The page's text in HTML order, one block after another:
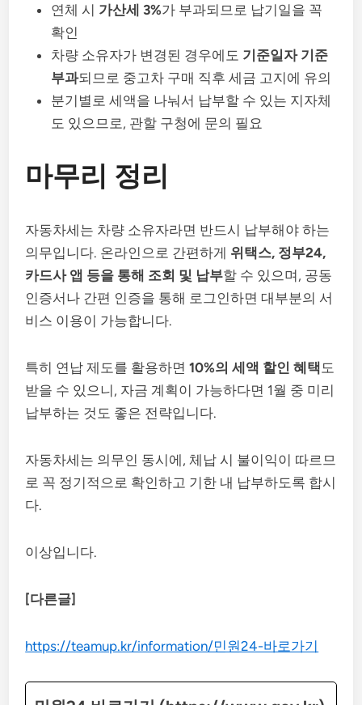
연체 시 가산세 3%가 부과되므로 납기일을 꼭
확인
차량 소유자가 변경된 경우에도 기준일자 기준
부과되므로 중고차 구매 직후 세금 고지에 유의
분기별로 세액을 나눠서 납부할 수 있는 지자체
도 있으므로, 관할 구청에 문의 필요
마무리 정리
자동차세는 차량 소유자라면 반드시 납부해야 하는
의무입니다. 온라인으로 간편하게 위택스, 정부24,
카드사 앱 등을 통해 조회 및 납부할 수 있으며, 공동
인증서나 간편 인증을 통해 로그인하면 대부분의 서
비스 이용이 가능합니다.
특히 연납 제도를 활용하면10%의 세액 할인 혜택 도
받을 수 있으니, 자금 계획이 가능하다면 1월 중 미리
납부하는 것도 좋은 전략입니다.
자동차세는 의무인 동시에, 체납 시 불이익이 따르므
로 꼭 정기적으로 확인하고 기한 내 납부하도록 합시
다.
이상입니다.
[다른글]
https://teamup.kr/information/민원24-바로가기